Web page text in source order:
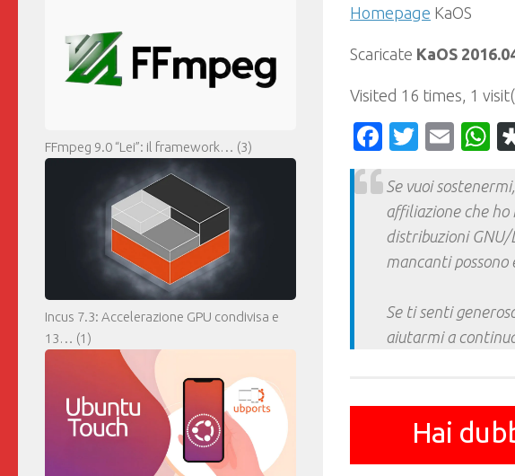
Homepage KaOS
Scaricate KaOS
Visited 16 times, 1
Facebook
Twitter
Se vuoi
affiliazione che ho
distribuzioni GNU/
mancanti possono
Se ti senti
aiutarmi a
Hai
FFmpeg 9.0 “Lei”: il framework… (3)
Incus 7.3: Accelerazione GPU condivisa e
13… (1)